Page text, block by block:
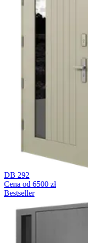
DB 292
Cena od 6500 zł
Bestseller